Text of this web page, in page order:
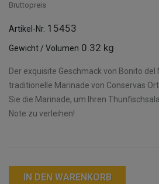
Bruttopreis
Artikel-Nr. 15453
Gewicht / Volumen 0.32 kg
Der exquisite Geschmack von Bonito del
traditionelle Marinade von Conservas
Sie die Marinade, um Ihren
Note zu verleihen!
IN DEN WARENKORB